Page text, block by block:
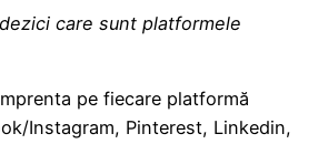
care sunt platformele
pe fiecare platformă
Instagram, Pinterest, Linkedin,